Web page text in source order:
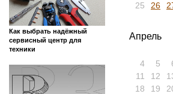
Как выбрать надёжный
сервисный центр для
техники
25
26
Апрель
4
5
11
12
18
19